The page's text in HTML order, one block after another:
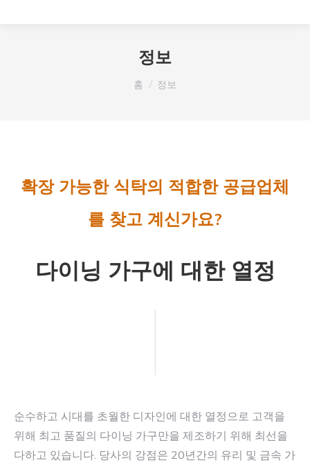
정보
여기 있습니다:
홈 정보
확장 가능한 식탁의 적합한 공급업체
를 찾고 계신가요?
다이닝 가구에 대한 열정
순수하고 시대를 초월한 디자인에 대한 열정으로 고객을
위해 최고 품질의 다이닝 가구만을 제조하기 위해 최선을
다하고 있습니다. 당사의 강점은 20년간의 유리 및 금속 가